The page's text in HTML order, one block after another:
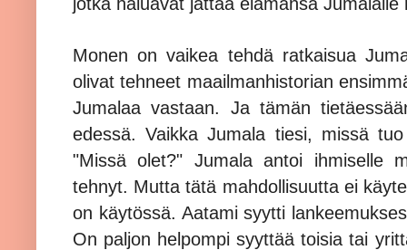
Monen on vaikea tehdä ratkaisua
olivat tehneet maailmanhistorian
Jumalaa vastaan. Ja tämän
edessä. Vaikka Jumala tiesi, missä
"Missä olet?" Jumala antoi ihmiselle
tehnyt. Mutta tätä mahdollisuutta ei
on käytössä. Aatami syytti
On paljon helpompi syyttää toisia tai